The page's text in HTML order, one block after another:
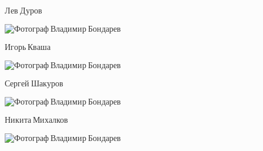
Лев Дуров
Игорь Кваша
Сергей Шакуров
Никита Михалков